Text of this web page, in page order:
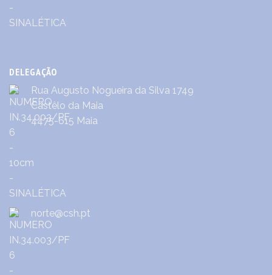
DELEGAÇÃO
Rua Augusto Nogueira da Silva 1749
Castêlo da Maia
4475-615 Maia
norte@csh.pt